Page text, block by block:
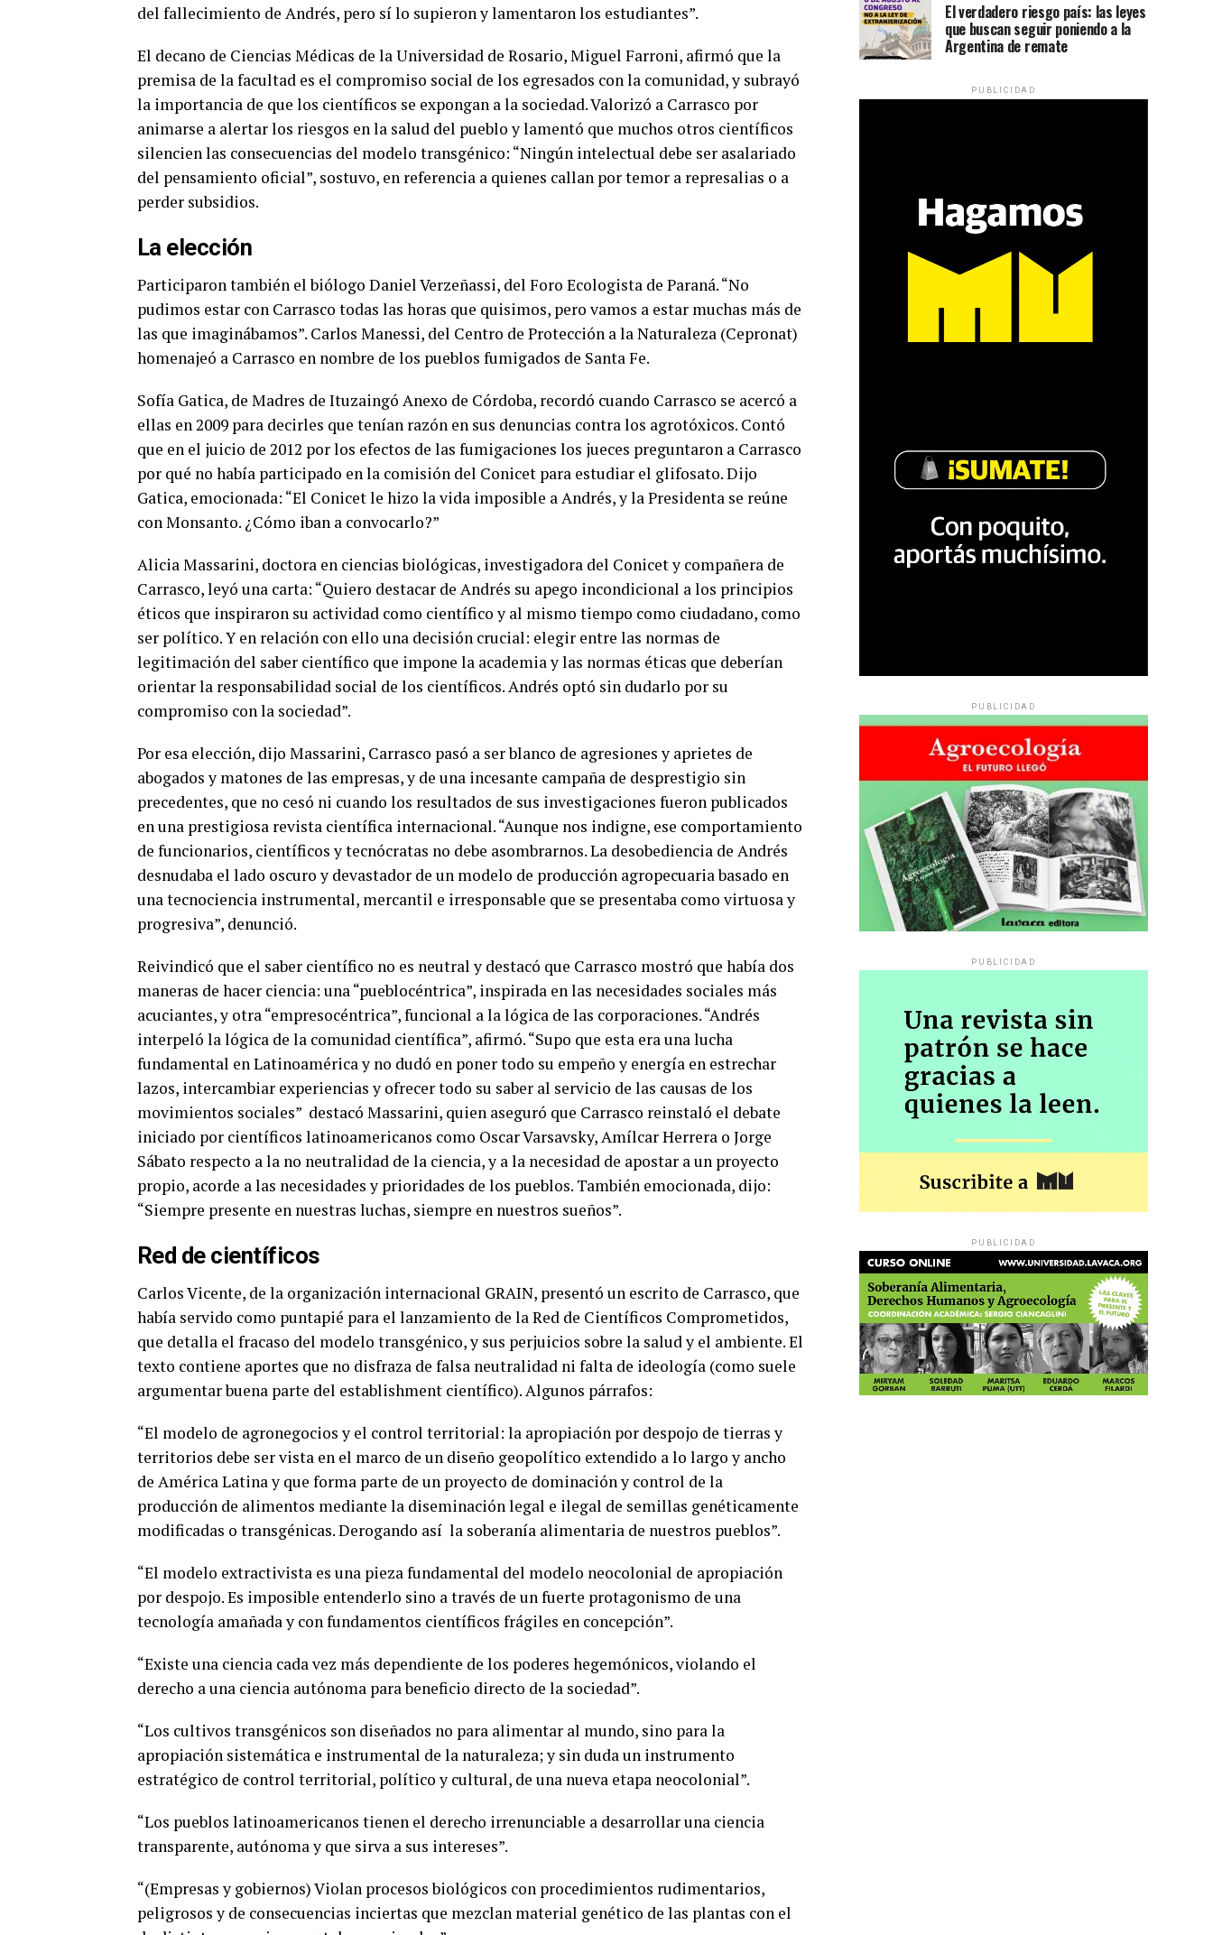
del fallecimiento de Andrés, pero sí lo supieron y lamentaron los estudiantes”.
El decano de Ciencias Médicas de la Universidad de Rosario, Miguel Farroni, afirmó que la
premisa de la facultad es el compromiso social de los egresados con la comunidad, y subrayó
la importancia de que los científicos se expongan a la sociedad. Valorizó a Carrasco por
animarse a alertar los riesgos en la salud del pueblo y lamentó que muchos otros científicos
silencien las consecuencias del modelo transgénico: “Ningún intelectual debe ser asalariado
del pensamiento oficial”, sostuvo, en referencia a quienes callan por temor a represalias o a
perder subsidios.
La elección
Participaron también el biólogo Daniel Verzeñassi, del Foro Ecologista de Paraná. “No
pudimos estar con Carrasco todas las horas que quisimos, pero vamos a estar muchas más de
las que imaginábamos”. Carlos Manessi, del Centro de Protección a la Naturaleza (Cepronat)
homenajeó a Carrasco en nombre de los pueblos fumigados de Santa Fe.
Sofía Gatica, de Madres de Ituzaingó Anexo de Córdoba, recordó cuando Carrasco se acercó a
ellas en 2009 para decirles que tenían razón en sus denuncias contra los agrotóxicos. Contó
que en el juicio de 2012 por los efectos de las fumigaciones los jueces preguntaron a Carrasco
por qué no había participado en la comisión del Conicet para estudiar el glifosato. Dijo
Gatica, emocionada: “El Conicet le hizo la vida imposible a Andrés, y la Presidenta se reúne
con Monsanto. ¿Cómo iban a convocarlo?”
Alicia Massarini, doctora en ciencias biológicas, investigadora del Conicet y compañera de
Carrasco, leyó una carta: “Quiero destacar de Andrés su apego incondicional a los principios
éticos que inspiraron su actividad como científico y al mismo tiempo como ciudadano, como
ser político.Y en relación con ello una decisión crucial: elegir entre las normas de
legitimación del saber científico que impone la academia y las normas éticas que deberían
orientar la responsabilidad social de los científicos. Andrés optó sin dudarlo por su
compromiso con la sociedad”.
Por esa elección, dijo Massarini, Carrasco pasó a ser blanco de agresiones y aprietes de
abogados y matones de las empresas, y de una incesante campaña de desprestigio sin
precedentes, que no cesó ni cuando los resultados de sus investigaciones fueron publicados
en una prestigiosa revista científica internacional. “Aunque nos indigne, ese comportamiento
de funcionarios, científicos y tecnócratas no debe asombrarnos. La desobediencia de Andrés
desnudaba el lado oscuro y devastador de un modelo de producción agropecuaria basado en
una tecnociencia instrumental, mercantil e irresponsable que se presentaba como virtuosa y
progresiva”, denunció.
Reivindicó que el saber científico no es neutral y destacó que Carrasco mostró que había dos
maneras de hacer ciencia: una “pueblocéntrica”, inspirada en las necesidades sociales más
acuciantes, y otra “empresocéntrica”, funcional a la lógica de las corporaciones. “Andrés
interpeló la lógica de la comunidad científica”, afirmó. “Supo que esta era una lucha
fundamental en Latinoamérica y no dudó en poner todo su empeño y energía en estrechar
lazos, intercambiar experiencias y ofrecer todo su saber al servicio de las causas de los
movimientos sociales” destacó Massarini, quien aseguró que Carrasco reinstaló el debate
iniciado por científicos latinoamericanos como Oscar Varsavsky, Amílcar Herrera o Jorge
Sábato respecto a la no neutralidad de la ciencia, y a la necesidad de apostar a un proyecto
propio, acorde a las necesidades y prioridades de los pueblos. También emocionada, dijo:
“Siempre presente en nuestras luchas, siempre en nuestros sueños”.
Red de científicos
Carlos Vicente, de la organización internacional GRAIN, presentó un escrito de Carrasco, que
había servido como puntapié para el lanzamiento de la Red de Científicos Comprometidos,
que detalla el fracaso del modelo transgénico, y sus perjuicios sobre la salud y el ambiente. El
texto contiene aportes que no disfraza de falsa neutralidad ni falta de ideología (como suele
argumentar buena parte del establishment científico). Algunos párrafos:
“El modelo de agronegocios y el control territorial: la apropiación por despojo de tierras y
territorios debe ser vista en el marco de un diseño geopolítico extendido a lo largo y ancho
de América Latina y que forma parte de un proyecto de dominación y control de la
producción de alimentos mediante la diseminación legal e ilegal de semillas genéticamente
modificadas o transgénicas. Derogando así la soberanía alimentaria de nuestros pueblos”.
“El modelo extractivista es una pieza fundamental del modelo neocolonial de apropiación
por despojo. Es imposible entenderlo sino a través de un fuerte protagonismo de una
tecnología amañada y con fundamentos científicos frágiles en concepción”.
“Existe una ciencia cada vez más dependiente de los poderes hegemónicos, violando el
derecho a una ciencia autónoma para beneficio directo de la sociedad”.
“Los cultivos transgénicos son diseñados no para alimentar al mundo, sino para la
apropiación sistemática e instrumental de la naturaleza; y sin duda un instrumento
estratégico de control territorial, político y cultural, de una nueva etapa neocolonial”.
“Los pueblos latinoamericanos tienen el derecho irrenunciable a desarrollar una ciencia
transparente, autónoma y que sirva a sus intereses”.
“(Empresas y gobiernos) Violan procesos biológicos con procedimientos rudimentarios,
peligrosos y de consecuencias inciertas que mezclan material genético de las plantas con el
El verdadero riesgo país: las leyes
que buscan seguir poniendo a la
Argentina de remate
PUBLICIDAD
PUBLICIDAD
PUBLICIDAD
PUBLICIDAD